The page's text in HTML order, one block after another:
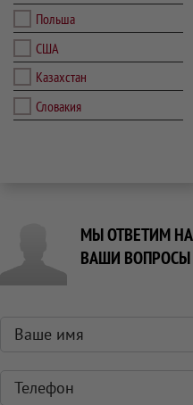
Польша
США
Казахстан
Словакия
МЫ ОТВЕТИМ НА
ВАШИ ВОПРОСЫ